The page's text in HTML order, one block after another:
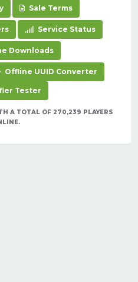
Sale Terms
Service Status
Downloads
Offline UUID Converter
Tester
A TOTAL OF 270,239 PLAYERS